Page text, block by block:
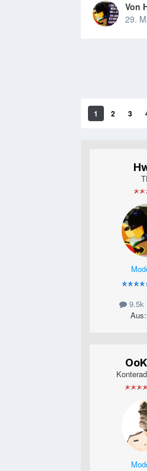
Von
29.
1 2 3
9.5k
Aus: